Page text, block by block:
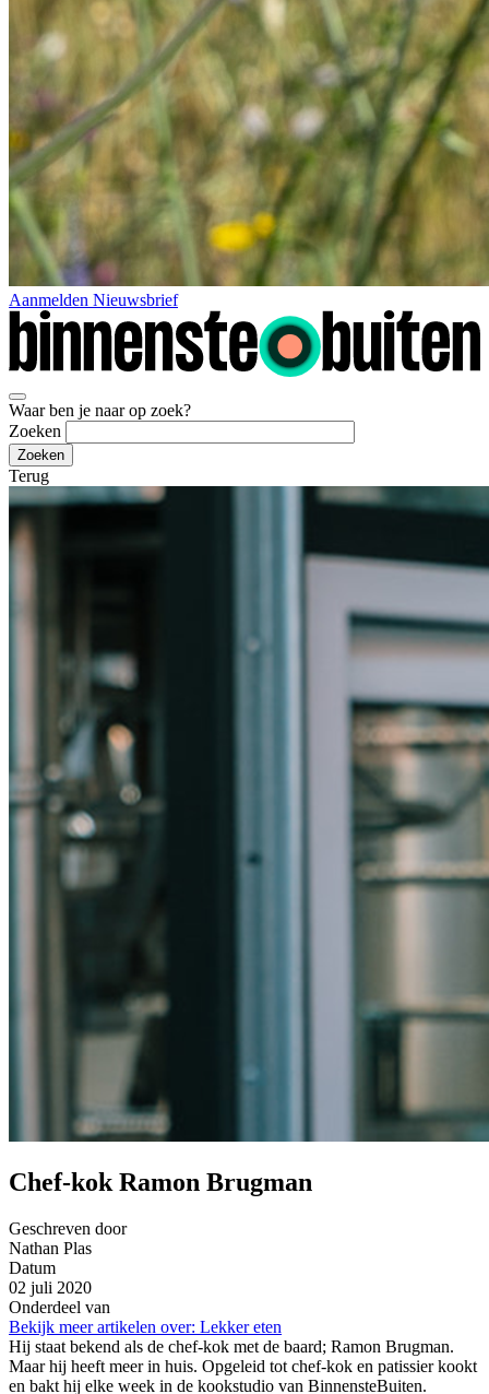
Aanmelden Nieuwsbrief
Waar ben je naar op zoek?
Zoeken
Terug
Chef-kok Ramon Brugman
Geschreven door
Nathan Plas
Datum
02 juli 2020
Onderdeel van
Bekijk meer artikelen over: Lekker eten
Hij staat bekend als de chef-kok met de baard; Ramon Brugman.
Maar hij heeft meer in huis. Opgeleid tot chef-kok en patissier kookt
en bakt hij elke week in de kookstudio van BinnensteBuiten.